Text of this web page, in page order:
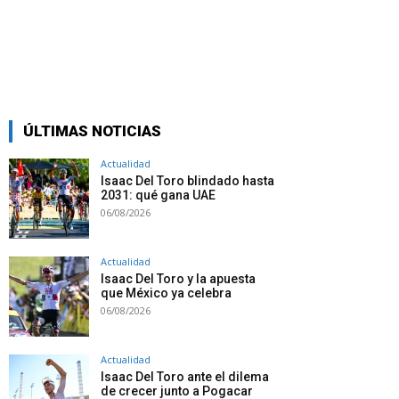
ÚLTIMAS NOTICIAS
Actualidad
Isaac Del Toro blindado hasta
2031: qué gana UAE
06/08/2026
Actualidad
Isaac Del Toro y la apuesta
que México ya celebra
06/08/2026
Actualidad
Isaac Del Toro ante el dilema
de crecer junto a Pogacar